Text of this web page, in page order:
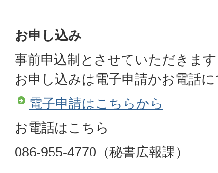
お申し込み
事前申込制とさせていただきま
お申し込みは電子申請かお電話
電子申請はこちらから
お電話はこちら
086-955-4770（秘書広報課）